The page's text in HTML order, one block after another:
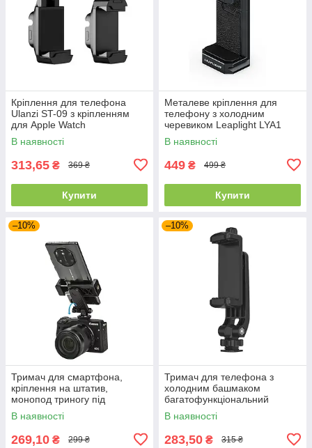
Кріплення для телефона
Ulanzi ST-09 з кріпленням
для Apple Watch
В наявності
313,65 ₴ 369 ₴
Купити
Металеве кріплення для
телефону з холодним
черевиком Leaplight LYA1
(Чорний)
В наявності
449 ₴ 499 ₴
Купити
–10%
Тримач для смартфона,
кріплення на штатив,
монопод триногу під
холодний башмак
В наявності
269,10 ₴ 299 ₴
–10%
Тримач для телефона з
холодним башмаком
багатофункціональний
Surewo M13 / Кріплення для
смартфона на штатив
В наявності
283,50 ₴ 315 ₴